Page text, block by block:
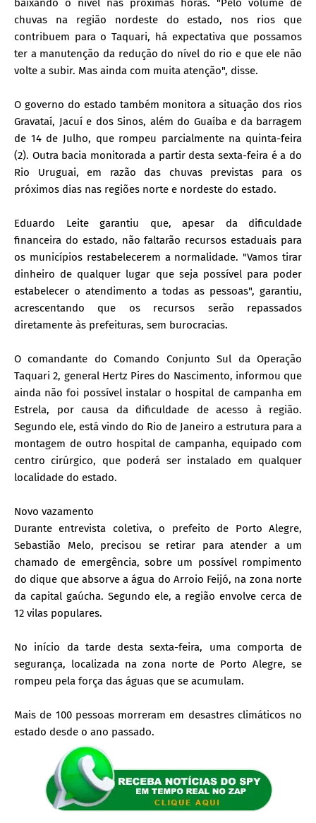
baixando o nível nas próximas horas. "Pelo volume de
chuvas na região nordeste do estado, nos rios que
contribuem para o Taquari, há expectativa que possamos
ter a manutenção da redução do nível do rio e que ele não
volte a subir. Mas ainda com muita atenção", disse.
O governo do estado também monitora a situação dos rios
Gravataí, Jacuí e dos Sinos, além do Guaíba e da barragem
de 14 de Julho, que rompeu parcialmente na quinta-feira
(2). Outra bacia monitorada a partir desta sexta-feira é a do
Rio Uruguai, em razão das chuvas previstas para os
próximos dias nas regiões norte e nordeste do estado.
Eduardo Leite garantiu que, apesar da dificuldade
financeira do estado, não faltarão recursos estaduais para
os municípios restabelecerem a normalidade. "Vamos tirar
dinheiro de qualquer lugar que seja possível para poder
estabelecer o atendimento a todas as pessoas", garantiu,
acrescentando que os recursos serão repassados
diretamente às prefeituras, sem burocracias.
O comandante do Comando Conjunto Sul da Operação
Taquari 2, general Hertz Pires do Nascimento, informou que
ainda não foi possível instalar o hospital de campanha em
Estrela, por causa da dificuldade de acesso à região.
Segundo ele, está vindo do Rio de Janeiro a estrutura para a
montagem de outro hospital de campanha, equipado com
centro cirúrgico, que poderá ser instalado em qualquer
localidade do estado.
Novo vazamento
Durante entrevista coletiva, o prefeito de Porto Alegre,
Sebastião Melo, precisou se retirar para atender a um
chamado de emergência, sobre um possível rompimento
do dique que absorve a água do Arroio Feijó, na zona norte
da capital gaúcha. Segundo ele, a região envolve cerca de
12 vilas populares.
No início da tarde desta sexta-feira, uma comporta de
segurança, localizada na zona norte de Porto Alegre, se
rompeu pela força das águas que se acumulam.
Mais de 100 pessoas morreram em desastres climáticos no
estado desde o ano passado.